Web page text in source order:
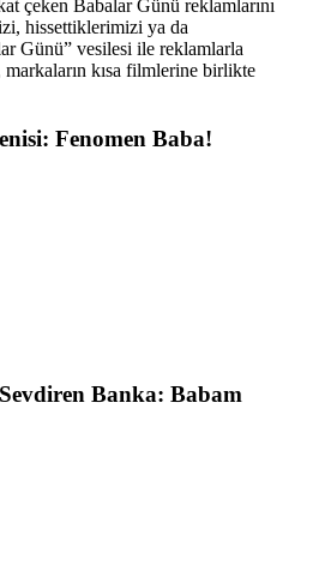
çeken Babalar Günü reklamlarını
hissettiklerimizi ya da
Günü” vesilesi ile reklamlarla
kısa filmlerine birlikte
Fenomen Baba!
Banka: Babam